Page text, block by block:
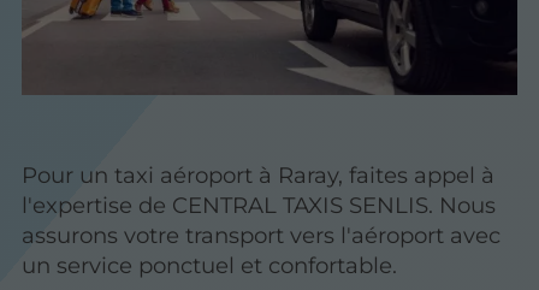
Pour un taxi aéroport à Raray, faites appel à
l'expertise de CENTRAL TAXIS SENLIS. Nous
assurons votre transport vers l'aéroport avec
un service ponctuel et confortable.